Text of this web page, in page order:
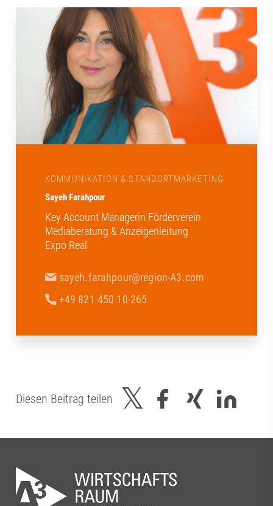
KOMMUNIKATION & STANDORTMARKETING
Sayeh Farahpour
Key Account Managerin Förderverein
Mediaberatung & Anzeigenleitung
Expo Real
sayeh.farahpour@region-A3.com
+49 821 450 10-265
Diesen Beitrag teilen